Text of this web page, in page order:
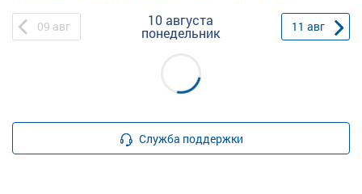
09 авг 10 августа
понедельник 11 авг
Служба поддержки